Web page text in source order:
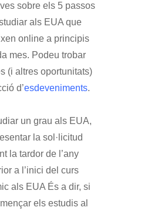
sobre els 5 passos
als EUA que
online a principis
mes. Podeu trobar
(i altres oportunitats)
d’esdeveniments.
un grau als EUA,
la sol·licitud
la tardor de l’any
a l’inici del curs
als EUA És a dir, si
els estudis al